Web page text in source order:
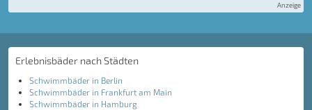
Anzeige
Erlebnisbäder nach Städten
Schwimmbäder in Berlin
Schwimmbäder in Frankfurt am Main
Schwimmbäder in Hamburg